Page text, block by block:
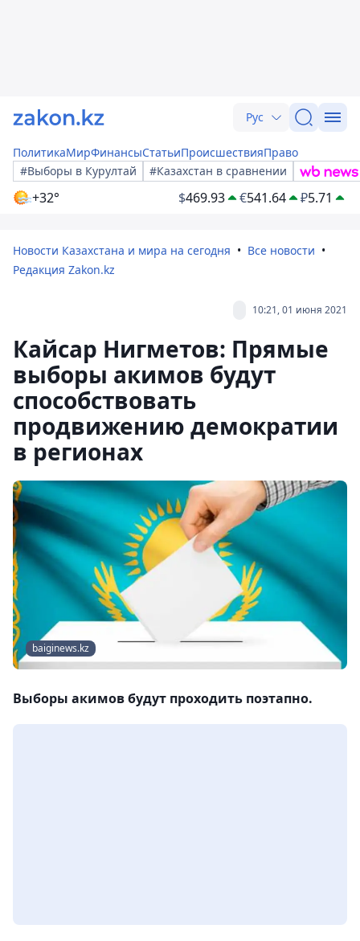
Рус
ПолитикаМирФинансыСтатьиПроисшествияПраво
#Выборы в Курултай
#Казахстан в сравнении
+32° $469.93 €541.64 ₽5.71
Новости Казахстана и мира на сегодня
Все новости
Редакция Zakon.kz
10:21, 01 июня 2021
Кайсар Нигметов: Прямые
выборы акимов будут
способствовать
продвижению демократии
в регионах
baiginews.kz
Выборы акимов будут проходить поэтапно.